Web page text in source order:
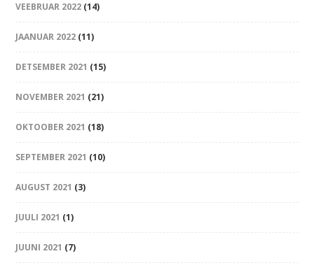
VEEBRUAR 2022 (14)
JAANUAR 2022 (11)
DETSEMBER 2021 (15)
NOVEMBER 2021 (21)
OKTOOBER 2021 (18)
SEPTEMBER 2021 (10)
AUGUST 2021 (3)
JUULI 2021 (1)
JUUNI 2021 (7)